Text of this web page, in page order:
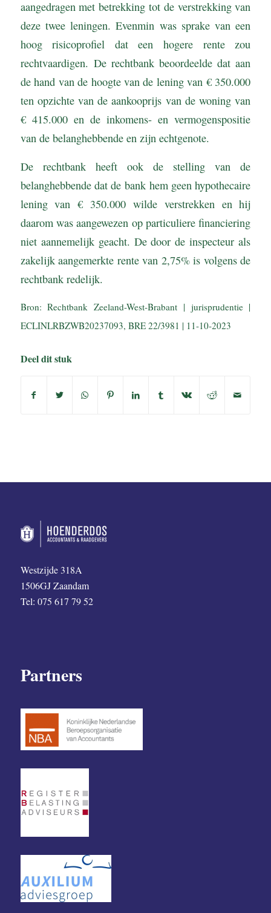
aangedragen met betrekking tot de verstrekking van
deze twee leningen. Evenmin was sprake van een
hoog risicoprofiel dat een hogere rente zou
rechtvaardigen. De rechtbank beoordeelde dat aan
de hand van de hoogte van de lening van € 350.000
ten opzichte van de aankooprijs van de woning van
€ 415.000 en de inkomens- en vermogenspositie
van de belanghebbende en zijn echtgenote.
De rechtbank heeft ook de stelling van de
belanghebbende dat de bank hem geen hypothecaire
lening van € 350.000 wilde verstrekken en hij
daarom was aangewezen op particuliere financiering
niet aannemelijk geacht. De door de inspecteur als
zakelijk aangemerkte rente van 2,75% is volgens de
rechtbank redelijk.
Bron: Rechtbank Zeeland-West-Brabant | jurisprudentie |
ECLINLRBZWB20237093, BRE 22/3981 | 11-10-2023
Deel dit stuk
Westzijde 318A
1506GJ Zaandam
Tel: 075 617 79 52
Partners